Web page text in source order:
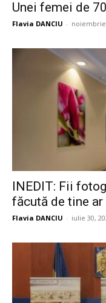
Unei femei de
Flavia DANCIU - noiembrie
INEDIT: Fii
făcută de tine ar
Flavia DANCIU - iulie 30,